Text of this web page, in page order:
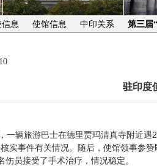
信息 使馆信息 中印关系 第三届
驻印度
辆旅游巴士在德里贾玛清真寺附近遇2
实事件有关情况。随后，使馆领事参
伤员接受了手术治疗，情况稳定。